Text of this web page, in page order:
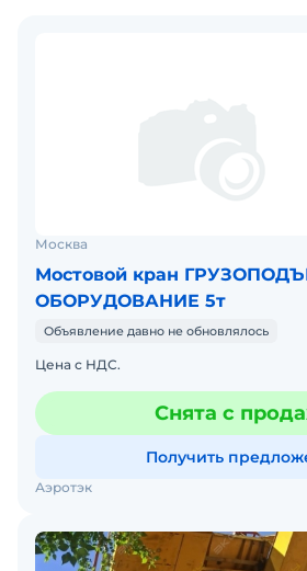
Москва
Мостовой кран
ОБОРУДОВАНИЕ 5т
Объявление давно не обновлялось
Цена с НДС.
Снята с
Получить
Аэротэк